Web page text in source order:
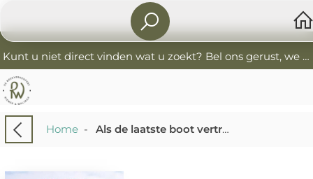
Kunt u niet direct vinden wat u zoekt? Bel ons gerust, we helpen u graag. 0341-552405 De Boekverkoopers
Home- Als de laatste boot vertrokken is